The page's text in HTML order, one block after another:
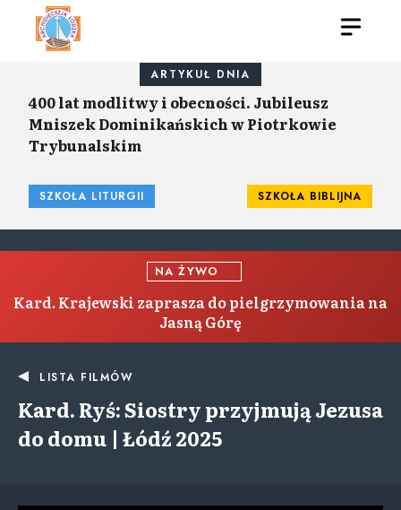
ARTYKUŁ DNIA
400 lat modlitwy i obecności. Jubileusz
Mniszek Dominikańskich w Piotrkowie
Trybunalskim
SZKOŁA LITURGII SZKOŁA BIBLIJNA
NA ŻYWO
Kard. Krajewski zaprasza do pielgrzymowania na
Jasną Górę
LISTA FILMÓW
Kard. Ryś: Siostry przyjmują Jezusa
do domu | Łódź 2025